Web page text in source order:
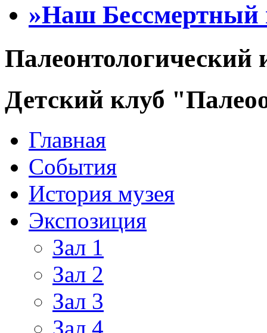
»Наш Бессмертный
Палеонтологический
Детский клуб
Главная
События
История музея
Экспозиция
Зал 1
Зал 2
Зал 3
Зал 4